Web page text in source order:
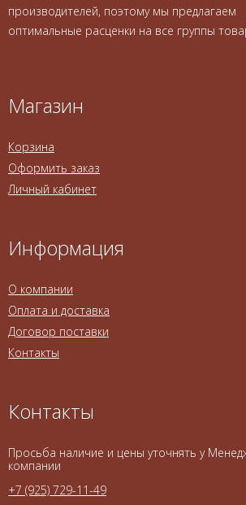
производителей, поэтому мы предлагаем
оптимальные расценки на все группы
Магазин
Корзина
Оформить заказ
Личный кабинет
Информация
О компании
Оплата и доставка
Договор поставки
Контакты
Контакты
Просьба наличие и цены уточнять у
компании
+7 (925) 729-11-49